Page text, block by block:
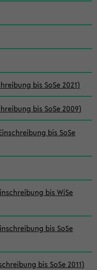
bis SoSe 2021)
bis SoSe 2009)
bis SoSe
bis WiSe
bis SoSe
bis SoSe 2011)